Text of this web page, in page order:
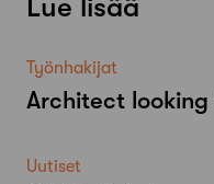
Lue lisää
Työnhakijat
Architect
Uutiset